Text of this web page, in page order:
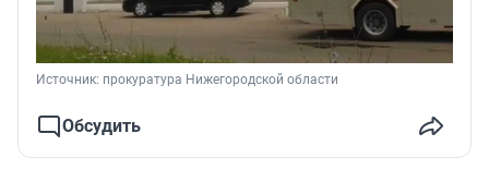
Источник: прокуратура Нижегородской области
Обсудить